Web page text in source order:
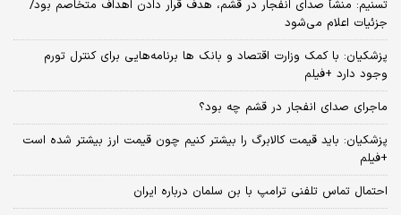
تسنیم: منشأ صدای انفجار در قشم، هدف قرار دادن اهداف متخاصم بود/
جزئیات اعلام می‌شود
پزشکیان: با کمک وزارت اقتصاد و بانک ها برنامه‌هایی برای کنترل تورم
وجود دارد +فیلم
ماجرای صدای انفجار در قشم چه بود؟
پزشکیان: باید قیمت کالابرگ را بیشتر کنیم چون قیمت ارز بیشتر شده است
+فیلم
احتمال تماس تلفنی ترامپ با بن سلمان درباره ایران